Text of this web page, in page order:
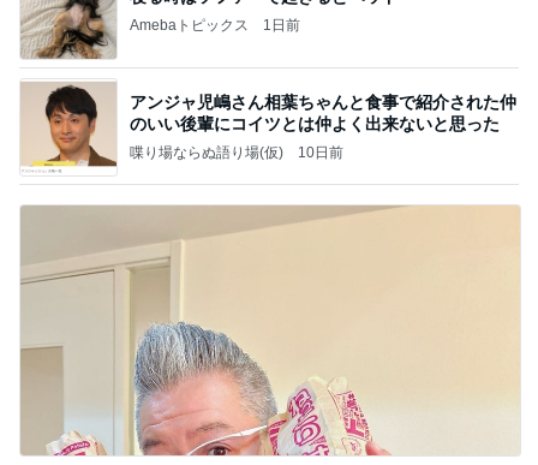
Amebaトピックス 1日前
アンジャ児嶋さん相葉ちゃんと食事で紹介された仲
のいい後輩にコイツとは仲よく出来ないと思った
喋り場ならぬ語り場(仮) 10日前